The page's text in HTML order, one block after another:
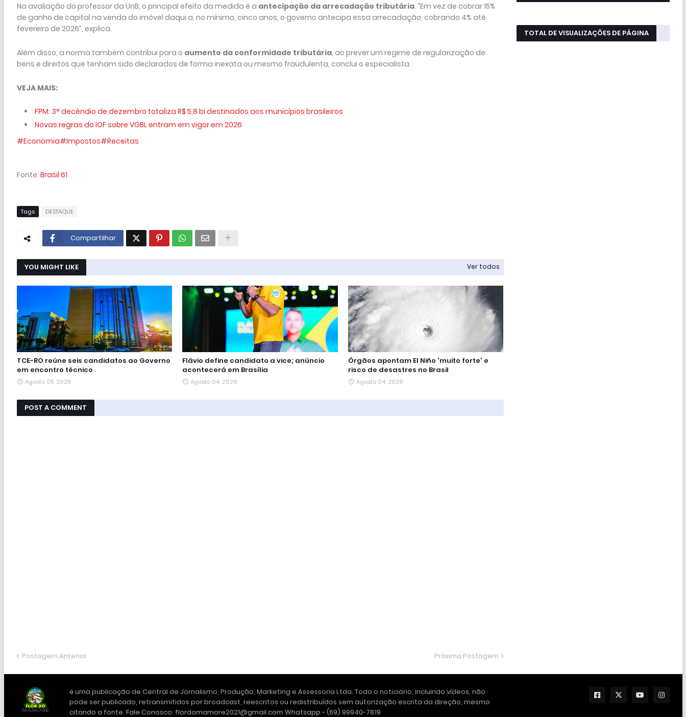
Na avaliação do professor da UnB, o principal efeito da medida é a antecipação da arrecadação tributária. “Em vez de cobrar 15%
de ganho de capital na venda do imóvel daqui a, no mínimo, cinco anos, o governo antecipa essa arrecadação, cobrando 4% até
fevereiro de 2026”, explica.
Além disso, a norma também contribui para o aumento da conformidade tributária, ao prever um regime de regularização de
bens e direitos que tenham sido declarados de forma inexata ou mesmo fraudulenta, conclui o especialista.
VEJA MAIS:
FPM: 3° decêndio de dezembro totaliza R$ 5,8 bi destinados aos municípios brasileiros
Novas regras do IOF sobre VGBL entram em vigor em 2026
#Economia#Impostos#Receitas
Fonte: Brasil 61
Tags DESTAQUE
Compartilhar
YOU MIGHT LIKE Ver todos
TCE-RO reúne seis candidatos ao Governo
em encontro técnico
Agosto 05, 2026
Flávio define candidato a vice; anúncio
acontecerá em Brasília
Agosto 04, 2026
Órgãos apontam El Niño 'muito forte' e
risco de desastres no Brasil
Agosto 04, 2026
POST A COMMENT
Postagem Anterior Próxima Postagem
TOTAL DE VISUALIZAÇÕES DE PÁGINA
é uma publicação de Central de Jornalismo, Produção, Marketing e Assessoria Ltda. Todo o noticiário, incluindo vídeos, não
pode ser publicado, retransmitidos por broadcast, reescritos ou redistribuídos sem autorização escrita da direção, mesmo
citando a fonte. Fale Conosco: flordomamore2021@gmail.com Whatsapp - (69) 99940-7819